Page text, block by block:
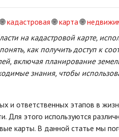
кадастровая🌐карта🌐
на кадастровой карте,
как получить доступ к
включая планирование
знания, чтобы
ответственных этапов в
Для этого используются
карты. В данной статье мы